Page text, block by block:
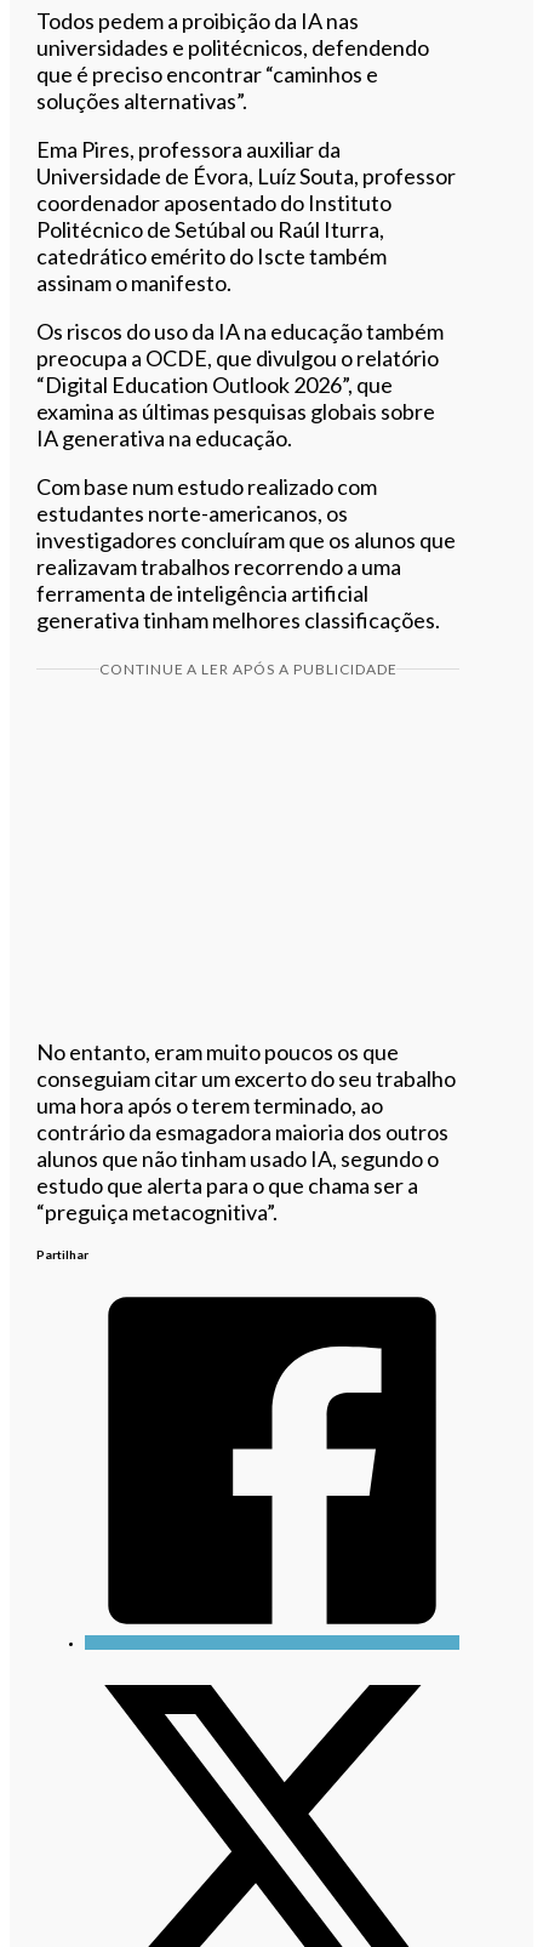
Todos pedem a proibição da IA nas
universidades e politécnicos, defendendo
que é preciso encontrar “caminhos e
soluções alternativas”.
Ema Pires, professora auxiliar da
Universidade de Évora, Luíz Souta, professor
coordenador aposentado do Instituto
Politécnico de Setúbal ou Raúl Iturra,
catedrático emérito do Iscte também
assinam o manifesto.
Os riscos do uso da IA na educação também
preocupa a OCDE, que divulgou o relatório
“Digital Education Outlook 2026”, que
examina as últimas pesquisas globais sobre
IA generativa na educação.
Com base num estudo realizado com
estudantes norte-americanos, os
investigadores concluíram que os alunos que
realizavam trabalhos recorrendo a uma
ferramenta de inteligência artificial
generativa tinham melhores classificações.
CONTINUE A LER APÓS A PUBLICIDADE
No entanto, eram muito poucos os que
conseguiam citar um excerto do seu trabalho
uma hora após o terem terminado, ao
contrário da esmagadora maioria dos outros
alunos que não tinham usado IA, segundo o
estudo que alerta para o que chama ser a
“preguiça metacognitiva”.
Partilhar